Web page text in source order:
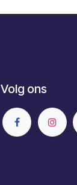
Volg ons